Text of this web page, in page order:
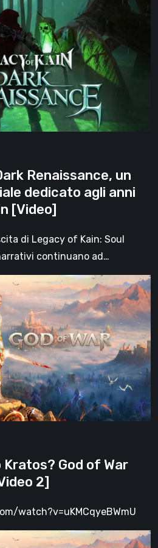
Renaissance, un
dedicato agli anni
[Video]
di Legacy of Kain: Soul
continuano ad…
God of War
2]
watch?v=uKMCqyeBWmU